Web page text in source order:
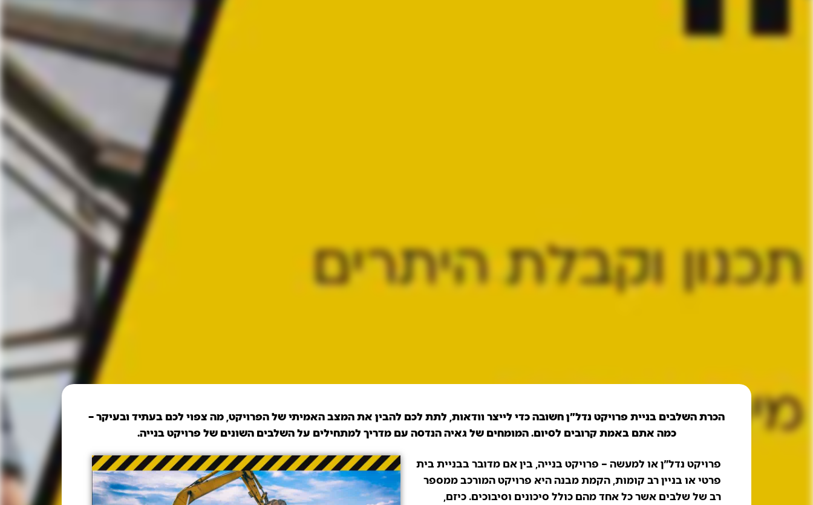
הכרת השלבים בניית פרויקט נדל"ן חשובה כדי לייצר וודאות, לתת לכם להבין את המצב האמיתי של הפרויקט, מה צפוי לכם בעתיד ובעיקר –
כמה אתם באמת קרובים לסיום. המומחים של גאיה הנדסה עם מדריך למתחילים על השלבים השונים של פרויקט בנייה.
פרויקט נדל"ן או למעשה – פרויקט בנייה, בין אם מדובר בבניית בית
פרטי או בניין רב קומות, הקמת מבנה היא פרויקט המורכב ממספר
רב של שלבים אשר כל אחד מהם כולל סיכונים וסיבוכים. כיזם,